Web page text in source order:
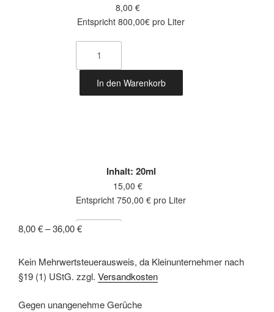
8,00 €
Entspricht 800,00€ pro Liter
Antirauch
MengeIn den Warenkorb
Inhalt: 20ml
15,00 €
Entspricht 750,00 € pro Liter
In den Warenkorb
8,00€–36,00€
Kein Mehrwertsteuerausweis, da Kleinunternehmer nach
§19 (1) UStG. zzgl. Versandkosten
Gegen unangenehme Gerüche